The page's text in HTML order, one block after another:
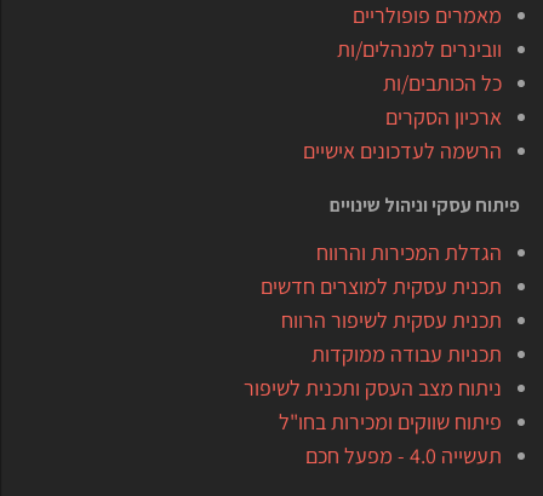
מאמרים פופולריים
וובינרים למנהלים/ות
כל הכותבים/ות
ארכיון הסקרים
הרשמה לעדכונים אישיים
פיתוח עסקי וניהול שינויים
הגדלת המכירות והרווח
תכנית עסקית למוצרים חדשים
תכנית עסקית לשיפור הרווח
תכניות עבודה ממוקדות
ניתוח מצב העסק ותכנית לשיפור
פיתוח שווקים ומכירות בחו"ל
תעשייה 4.0 - מפעל חכם